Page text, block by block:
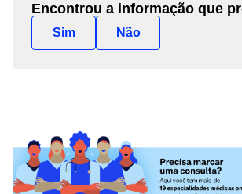
Encontrou a informação que
Sim Não